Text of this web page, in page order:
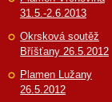
31.5.-2.6.2013
Okrsková soutěž
Bříšťany 26.5.2012
Plamen Lužany
26.5.2012